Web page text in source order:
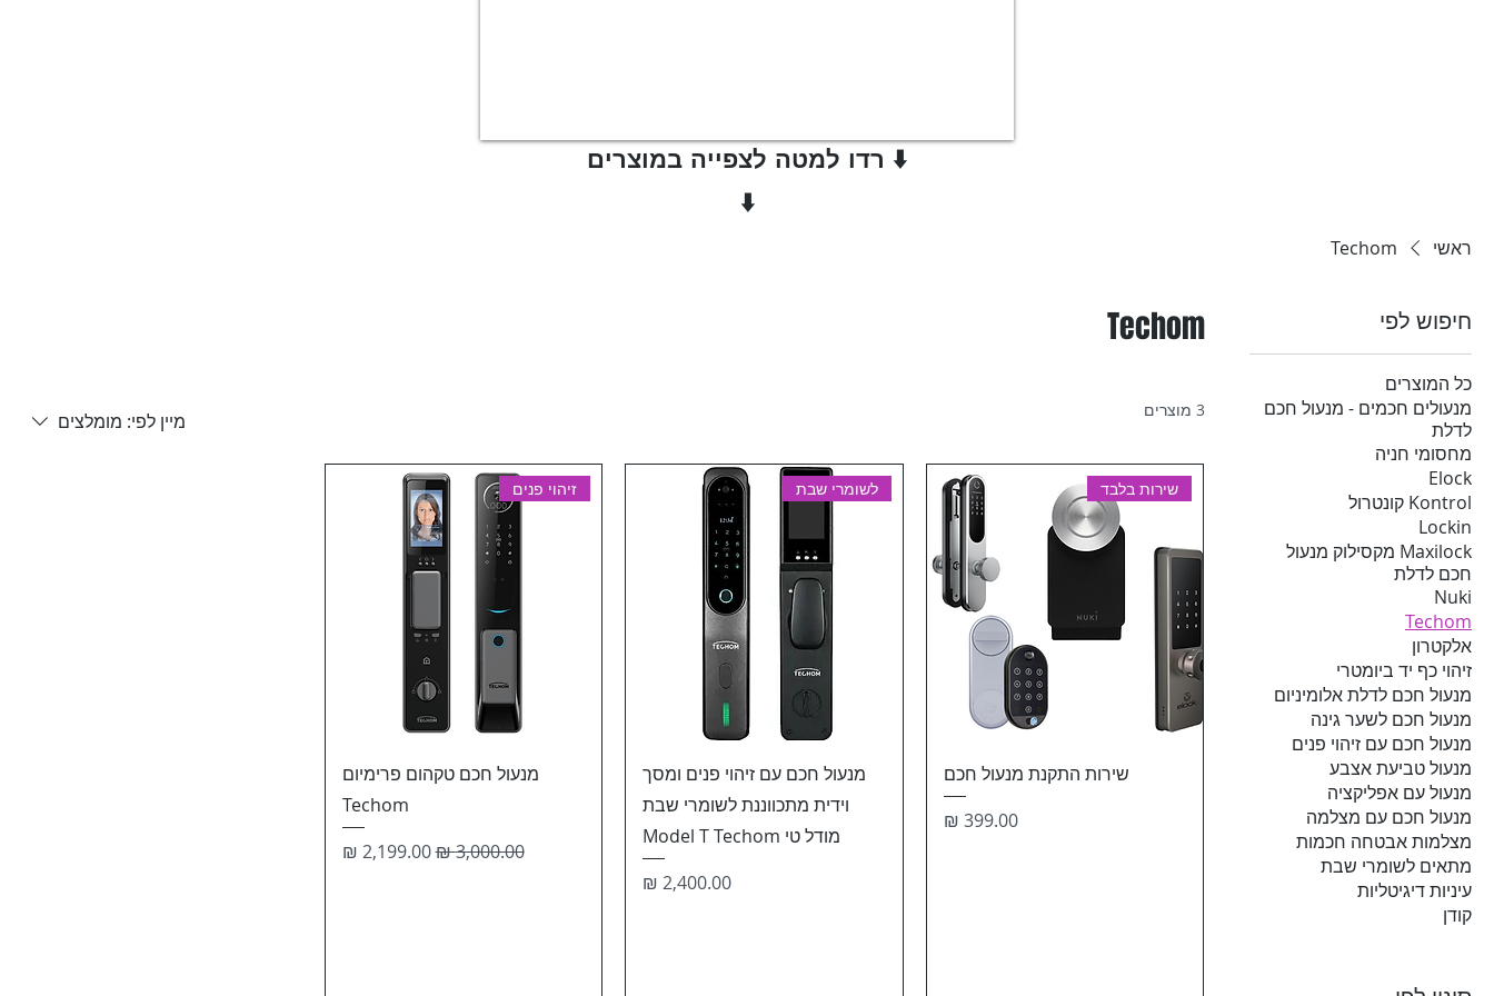
⬇️ רדו למטה לצפייה במוצרים
⬇️
ראשי Techom
חיפוש לפי
כל המוצרים
מנעולים חכמים - מנעול חכם
לדלת
מחסומי חניה
Elock
Kontrol קונטרול
Lockin
Maxilock מקסילוק מנעול
חכם לדלת
Nuki
Techom
אלקטרון
זיהוי כף יד ביומטרי
מנעול חכם לדלת אלומיניום
מנעול חכם לשער גינה
מנעול חכם עם זיהוי פנים
מנעול טביעת אצבע
מנעול עם אפליקציה
מנעול חכם עם מצלמה
מצלמות אבטחה חכמות
מתאים לשומרי שבת
עיניות דיגיטליות
קודן
Techom
3 מוצרים מיין לפי: מומלצים
שירות בלבד
שירות התקנת מנעול חכם
מחיר‏399.00 ‏₪
לשומרי שבת
מנעול חכם עם זיהוי פנים ומסך
וידית מתכווננת לשומרי שבת
מודל טי Model T Techom
מחיר
זיהוי פנים
מנעול חכם טקהום פרימיום
Techom
מחיר רגיל‏3,000.00 ‏₪ מחיר מבצע‏2,199.00 ‏₪